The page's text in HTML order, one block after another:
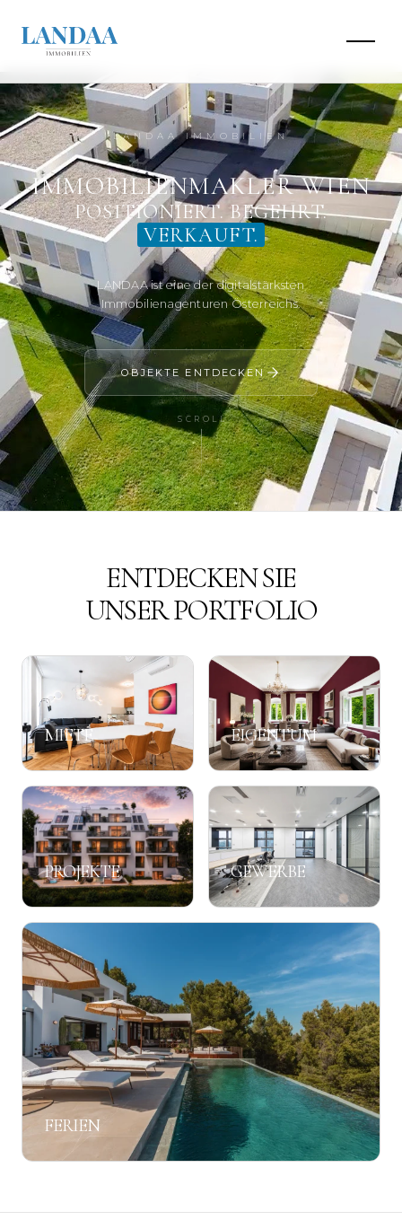
LANDAA IMMOBILIEN
IMMOBILIENMAKLER WIEN
POSITIONIERT. BEGEHRT.
VERKAUFT.
LANDAA ist eine der digitalstärksten
Immobilienagenturen Österreichs.
OBJEKTE ENTDECKEN
SCROLL
ENTDECKEN SIE
UNSER PORTFOLIO
MIETE EIGENTUM
PROJEKTE GEWERBE
FERIEN